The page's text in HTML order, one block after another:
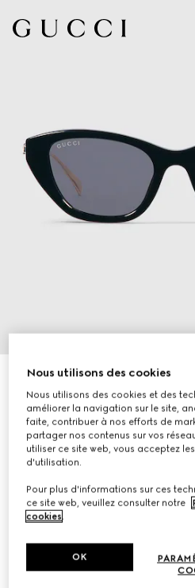
Lunettes de soleil à monture
CHF 515
Déclinaisons noir
Nous utilisons des cookies
Nous utilisons des cookies et des
améliorer la navigation sur le site,
faite, contribuer à nos efforts de
partager nos contenus sur vos
utiliser ce site web, vous acceptez
d'utilisation.
Pour plus d'informations sur ces
ce site web, veuillez consulter notre
cookies.
OK